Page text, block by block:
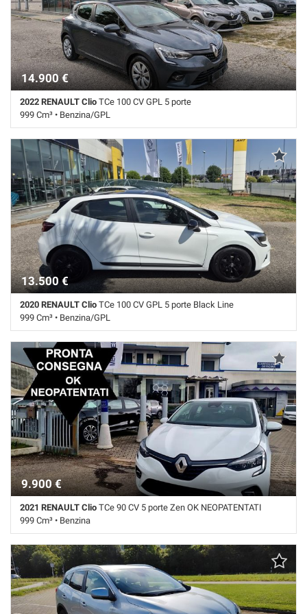
Riconoscimento dei segnali stradali • Sedile posteriore sdoppiato •
Sensore di luce • Sensori di parcheggio posteriori • Servosterzo •
Navigatore satellitare • Sound system • Specchietti laterali elettrici •
Touch screen • USB • Vivavoce • Volante multifunzione
14.900 €
2022 RENAULT Clio TCe 100 CV GPL 5 porte
999 Cm³ • Benzina/GPL
49.000 Km • Cambio Manuale (5) • Grigio metallizzato • 5 Porte • ABS •
Airbag • Airbag laterali • Airbag Passeggero • Airbag testa •
Alzacristalli elettrici • Autoradio • Autoradio digitale • Bluetooth •
Boardcomputer • Chiusura centralizzata • Climatizzatore • Controllo
elettronico della corsia • Controllo trazione • Cruise Control • ESP • Fari
LED • Fendinebbia • Frenata d'emergenza assistita • GPL •
Immobilizzatore elettronico • Isofix • Navigatore satellitare touch •
Riconoscimento dei segnali stradali • Sensore di luce • Sensori di
parcheggio posteriori • Servosterzo • Navigatore satellitare • Sound
system • Specchietti laterali elettrici • Touch screen • USB • Vivavoce
• Volante multifunzione
13.500 €
2020 RENAULT Clio TCe 100 CV GPL 5 porte Black Line
999 Cm³ • Benzina/GPL
64.000 Km • Cambio Manuale (5) • Bianco pastello • 5 Porte • ABS •
Airbag • Airbag laterali • Airbag Passeggero • Airbag testa • Autoradio •
Autoradio digitale • Bluetooth • Boardcomputer • Chiusura
centralizzata • Climatizzatore • Controllo elettronico della corsia •
Controllo trazione • Cruise Control • ESP • Fari LED • Fendinebbia •
Frenata d'emergenza assistita • Immobilizzatore elettronico • Isofix •
Riconoscimento dei segnali stradali • Sedile posteriore sdoppiato •
Sensore di luce • Sensori di parcheggio posteriori • Servosterzo •
Navigatore satellitare • Sound system • Specchietti laterali elettrici •
Touch screen • USB • Vivavoce • Volante multifunzione
9.900 €
2021 RENAULT Clio TCe 90 CV 5 porte Zen OK NEOPATENTATI
999 Cm³ • Benzina
99.000 Km • Cambio Manuale (6) • Bianco pastello • 5 Porte • ABS •
Airbag • Airbag laterali • Airbag Passeggero • Alzacristalli elettrici •
Android Auto • Apple CarPlay • Autoradio • Bluetooth • Boardcomputer
• Bracciolo • Chiusura centralizzata • Chiusura centralizzata
telecomandata • Climatizzatore • Controllo automatico clima •
Controllo elettronico della corsia • Controllo trazione • Controllo vocale